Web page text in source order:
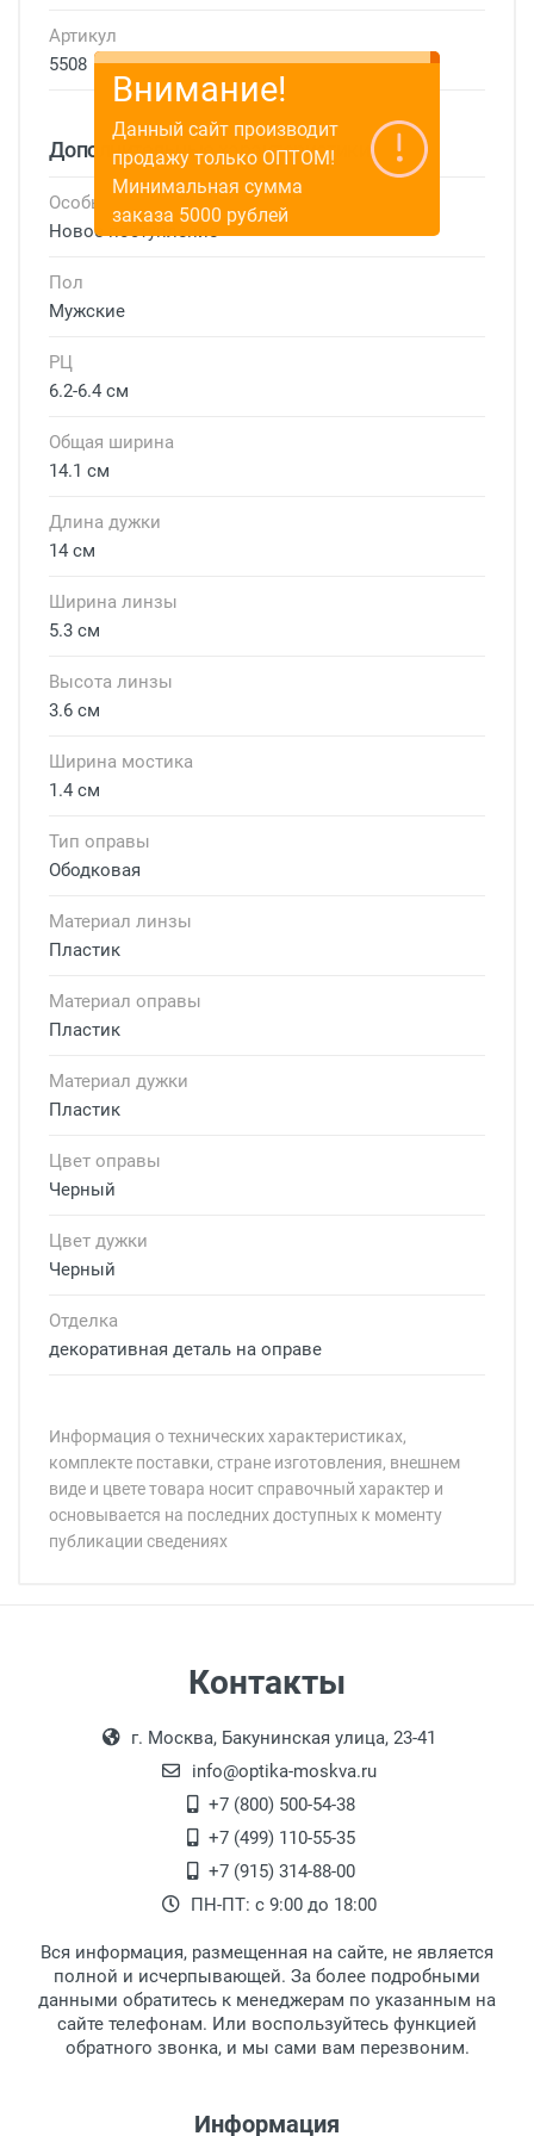
Артикул
5508
Дополнительные характеристики
Особые условия
Новое поступление
Пол
Мужские
РЦ
6.2-6.4 см
Общая ширина
14.1 см
Длина дужки
14 см
Ширина линзы
5.3 см
Высота линзы
3.6 см
Ширина мостика
1.4 см
Тип оправы
Ободковая
Материал линзы
Пластик
Материал оправы
Пластик
Материал дужки
Пластик
Цвет оправы
Черный
Цвет дужки
Черный
Отделка
декоративная деталь на оправе
Информация о технических характеристиках,
комплекте поставки, стране изготовления, внешнем
виде и цвете товара носит справочный характер и
основывается на последних доступных к моменту
публикации сведениях
Самовывоз.
Оплата товара производится
наличными непосредственно на пункте
выдачи товара.
Перечисление средств на расчетный счет.
18:00, по субботам с 11:00 до 15:00, в
офисе по адресу: г. Москва,
Переведеновский переулок 17, корпус 1,
второй этаж, тел. +7 (499) 110-55-35.
После того, как заказ поступает в пункт
выдачи, наш менеджер связывается с
клиентом и оповещает о поступлении
Для получения товара при себе
обязательно иметь паспорт.
Заказ необходимо забрать в течение 3
рабочих дней с момента поступления на
дополнительных расходов за хранение
Контакты
г. Москва, Бакунинская улица, 23-41
info@optika-moskva.ru
+7 (800) 500-54-38
+7 (499) 110-55-35
+7 (915) 314-88-00
ПН-ПТ: с 9:00 до 18:00
Вся информация, размещенная на сайте, не является
полной и исчерпывающей. За более подробными
данными обратитесь к менеджерам по указанным на
сайте телефонам. Или воспользуйтесь функцией
обратного звонка, и мы сами вам перезвоним.
Информация
Внимание!
Данный сайт производит
продажу только ОПТОМ!
Минимальная сумма
заказа 5000 рублей